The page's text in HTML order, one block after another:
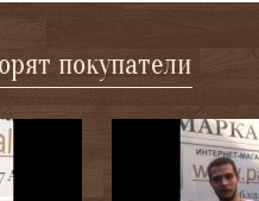
покупатели